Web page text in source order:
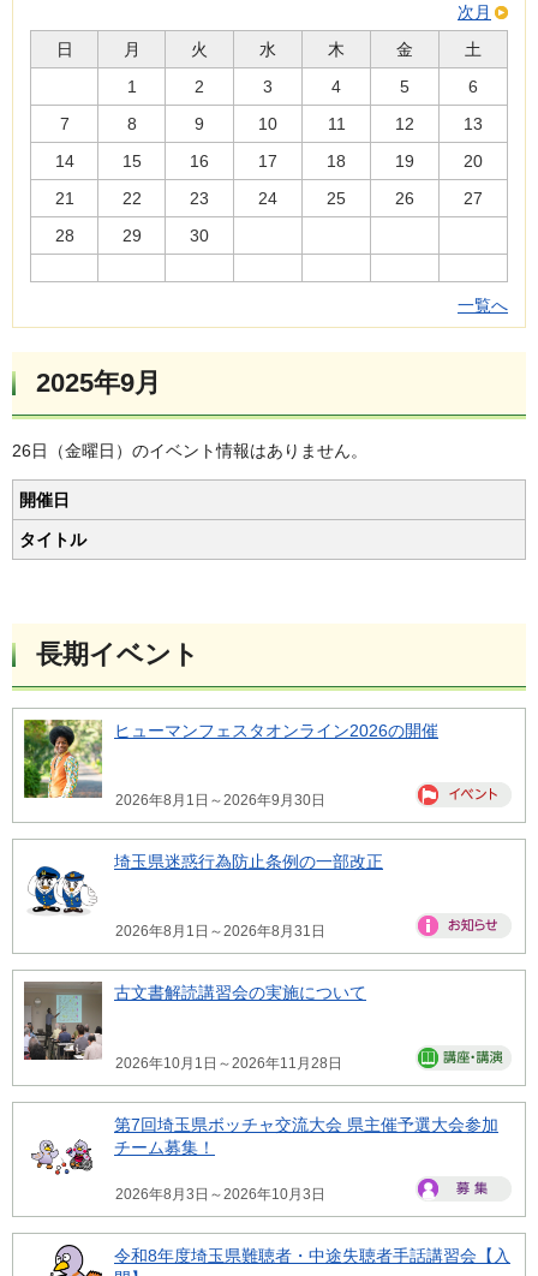
次月
日
月 火 水 木 金
土
1
2 3 4 5
6
7
8 9 10 11 12
13
14
15 16 17 18 19
20
21
22 23 24 25 26
27
28
29 30
一覧へ
2025年9月
26日（金曜日）のイベント情報はありません。
開催日
タイトル
長期イベント
ヒューマンフェスタオンライン2026の開催
2026年8月1日～2026年9月30日
埼玉県迷惑行為防止条例の一部改正
2026年8月1日～2026年8月31日
古文書解読講習会の実施について
2026年10月1日～2026年11月28日
第7回埼玉県ボッチャ交流大会 県主催予選大会参加
チーム募集！
2026年8月3日～2026年10月3日
令和8年度埼玉県難聴者・中途失聴者手話講習会【入